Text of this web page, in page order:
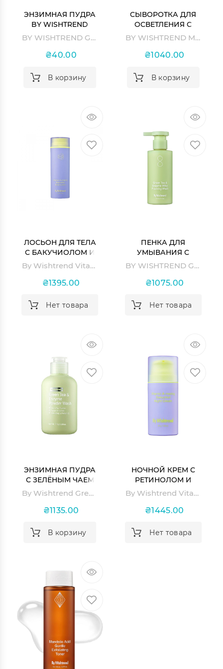
ЭНЗИМНАЯ ПУДРА
BY WISHTREND
GREEN TEA &
WASH
BY WISHTREND Green Tea & Enzyme Powder Wash
₴40.00
В корзину
СЫВОРОТКА ДЛЯ
ОСВЕТЛЕНИЯ С
МИНДАЛЬНОЙ
WISHTREND
DARK SPOT
CORRECTING SERUM
BY WISHTREND Mandelic Acid Dark Spot Correcting Serum
₴1040.00
В корзину
ЛОСЬОН ДЛЯ ТЕЛА
С БАКУЧИОЛОМ И
РЕТИНАЛЕМ
VITAMIN A-MAZING
BAKUCHIOL BODY
By Wishtrend Vitamin A-mazing Bakuchiol Body Lotion
₴1395.00
Нет товара
ПЕНКА ДЛЯ
УМЫВАНИЯ С
ЗЕЛЕНЫМ ЧАЕМ И
ENZYME FOAMING
BY WISHTREND Green Enzyme Foaming Wash
₴1075.00
Нет товара
ЭНЗИМНАЯ ПУДРА
С ЗЕЛЁНЫМ ЧАЕМ
GREEN TEA &
ENZYME POWDER
WASH
By Wishtrend Green Tea & Enzyme Powder Wash
₴1135.00
В корзину
НОЧНОЙ КРЕМ С
РЕТИНОЛОМ И
БАКУЧИОЛОМ
VITAMIN A-MAZING
BAKUCHIOL NIGHT
By Wishtrend Vitamin A-mazing Bakuchiol Night Cream
₴1445.00
Нет товара